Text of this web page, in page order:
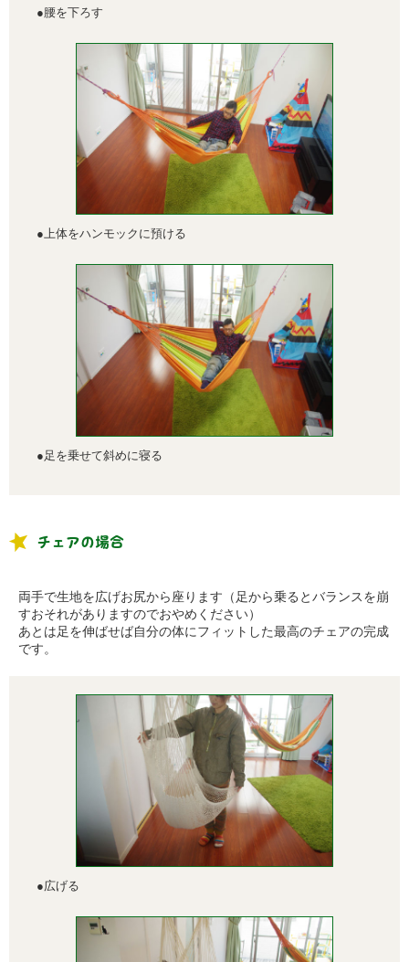
●腰を下ろす
●上体をハンモックに預ける
●足を乗せて斜めに寝る
チェアの場合
両手で生地を広げお尻から座ります（足から乗るとバランスを崩
すおそれがありますのでおやめください）
あとは足を伸ばせば自分の体にフィットした最高のチェアの完成
です。
●広げる